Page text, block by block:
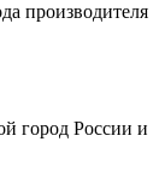
производителя
город России и